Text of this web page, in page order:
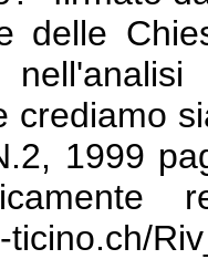
delle
crediamo
1999
ticino.ch/